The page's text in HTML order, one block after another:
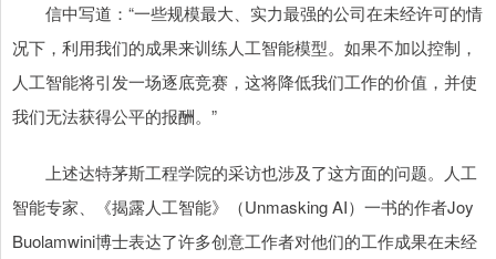
信中写道：“一些规模最大、实力最强的公司在未经许可的情
况下，利用我们的成果来训练人工智能模型。如果不加以控制，
人工智能将引发一场逐底竞赛，这将降低我们工作的价值，并使
我们无法获得公平的报酬。”
上述达特茅斯工程学院的采访也涉及了这方面的问题。人工
智能专家、《揭露人工智能》（Unmasking AI）一书的作者Joy
Buolamwini博士表达了许多创意工作者对他们的工作成果在未经